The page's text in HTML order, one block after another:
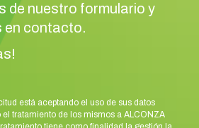
de nuestro formulario y
en contacto.
está aceptando el uso de sus datos
tratamiento de los mismos a ALCONZA